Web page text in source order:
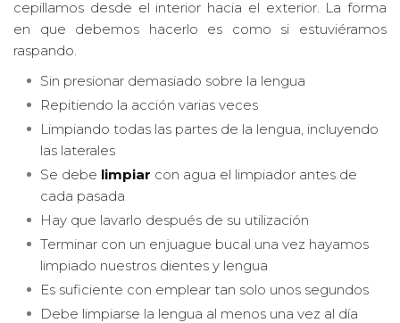
cepillamos desde el interior hacia el exterior. La forma
en que debemos hacerlo es como si estuviéramos
raspando.
Sin presionar demasiado sobre la lengua
Repitiendo la acción varias veces
Limpiando todas las partes de la lengua, incluyendo
las laterales
Se debe limpiar con agua el limpiador antes de
cada pasada
Hay que lavarlo después de su utilización
Terminar con un enjuague bucal una vez hayamos
limpiado nuestros dientes y lengua
Es suficiente con emplear tan solo unos segundos
Debe limpiarse la lengua al menos una vez al día